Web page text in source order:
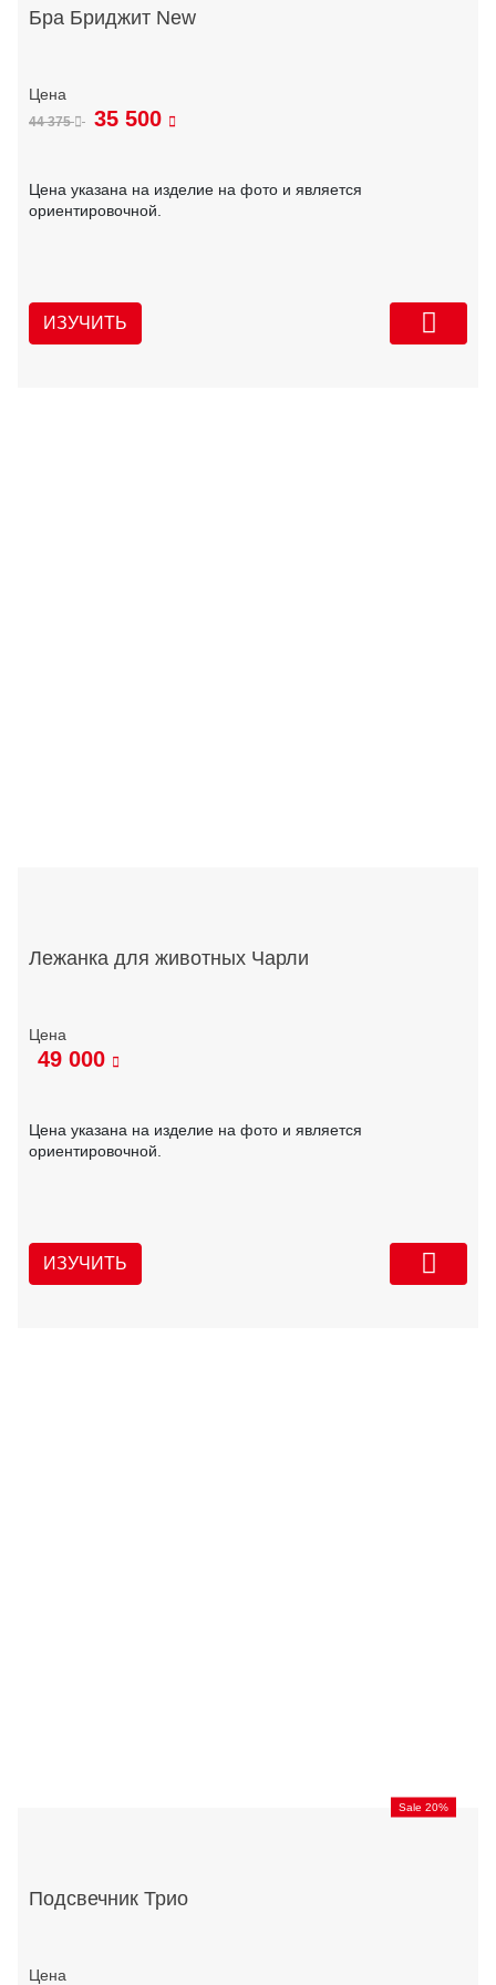
Бра Бриджит New
44 375 35 500
Цена указана на изделие на фото и является
ориентировочной.
ИЗУЧИТЬ
Лежанка для животных Чарли
49 000
Цена указана на изделие на фото и является
ориентировочной.
ИЗУЧИТЬ
Sale 20%
Подсвечник Трио